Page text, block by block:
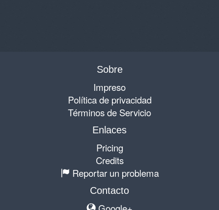
Sobre
Impreso
Política de privacidad
Términos de Servicio
Enlaces
Pricing
Credits
Reportar un problema
Contacto